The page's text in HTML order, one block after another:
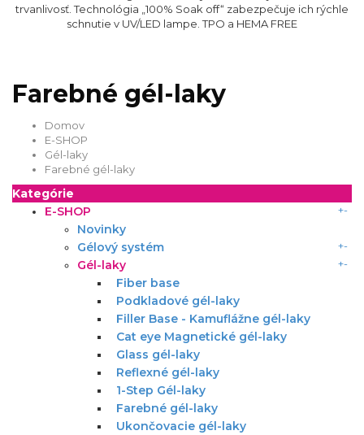
trvanlivosť. Technológia „100% Soak off“ zabezpečuje ich rýchle
schnutie v UV/LED lampe. TPO a HEMA FREE
Farebné gél-laky
Domov
E-SHOP
Gél-laky
Farebné gél-laky
Kategórie
E-SHOP
+-
Novinky
Gélový systém
+-
Gél-laky +-
Fiber base
Podkladové gél-laky
Filler Base - Kamuflážne gél-laky
Cat eye Magnetické gél-laky
Glass gél-laky
Reflexné gél-laky
1-Step Gél-laky
Farebné gél-laky
Ukončovacie gél-laky